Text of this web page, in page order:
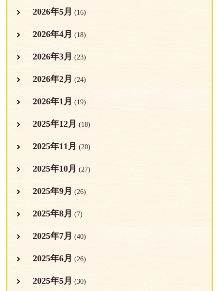
2026年5月 (16)
2026年4月 (18)
2026年3月 (23)
2026年2月 (24)
2026年1月 (19)
2025年12月 (18)
2025年11月 (20)
2025年10月 (27)
2025年9月 (26)
2025年8月 (7)
2025年7月 (40)
2025年6月 (26)
2025年5月 (30)